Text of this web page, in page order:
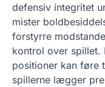
defensiv integritet
mister
forstyrre
kontrol over spillet.
positioner kan føre
spillerne lægger